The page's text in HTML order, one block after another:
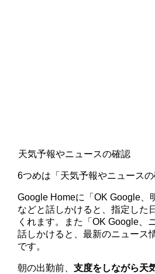
天気予報やニュースの確認
6つめは「天気予報やニュースの
Google Homeに「OK Google、
などと話しかけると、指定した
くれます。また「OK Google、
話しかけると、最新のニュース
です。
朝の出勤前、支度をしながら天